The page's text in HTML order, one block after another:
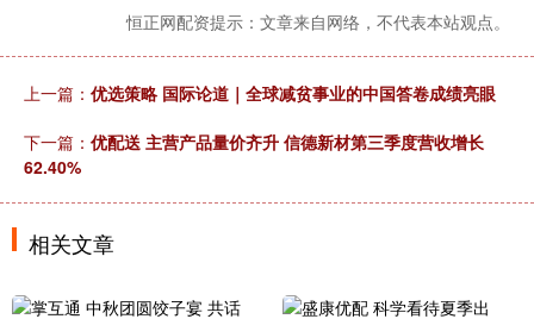
恒正网配资提示：文章来自网络，不代表本站观点。
上一篇： 优选策略 国际论道｜全球减贫事业的中国答卷成绩亮眼
下一篇： 优配送 主营产品量价齐升 信德新材第三季度营收增长
62.40%
相关文章